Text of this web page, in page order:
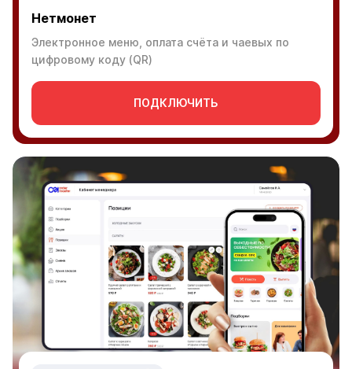
Нетмонет
Электронное меню, оплата счёта и чаевых по
цифровому коду (QR)
ПОДКЛЮЧИТЬ